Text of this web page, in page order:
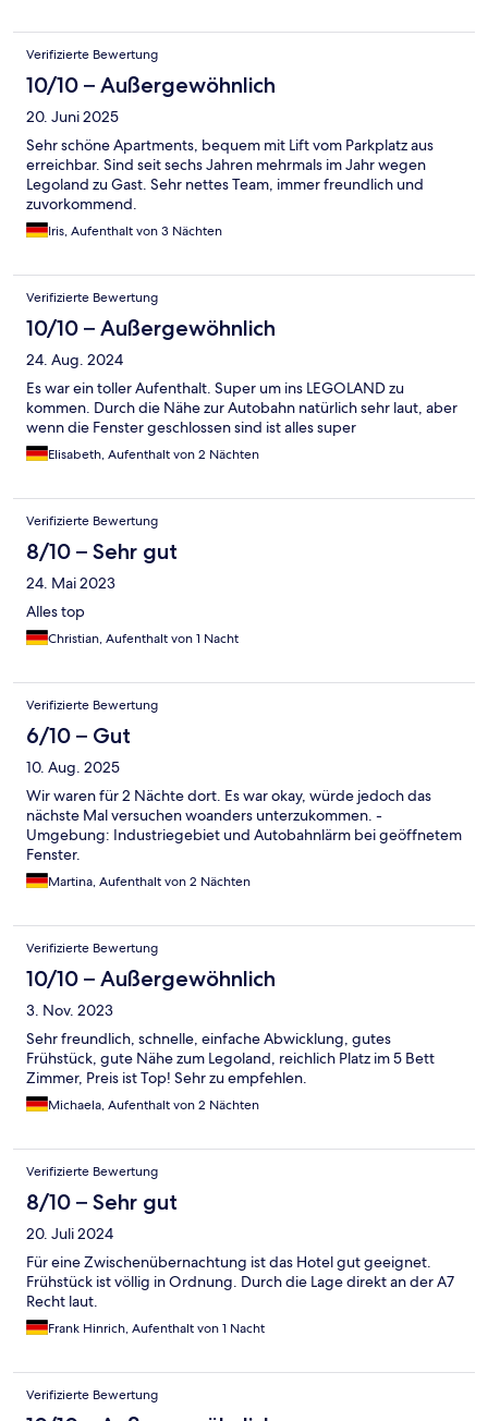
Verifizierte Bewertung
10/10 – Außergewöhnlich
20. Juni 2025
Sehr schöne Apartments, bequem mit Lift vom Parkplatz aus
erreichbar. Sind seit sechs Jahren mehrmals im Jahr wegen
Legoland zu Gast. Sehr nettes Team, immer freundlich und
zuvorkommend.
Iris, Aufenthalt von 3 Nächten
Verifizierte Bewertung
10/10 – Außergewöhnlich
24. Aug. 2024
Es war ein toller Aufenthalt. Super um ins LEGOLAND zu
kommen. Durch die Nähe zur Autobahn natürlich sehr laut, aber
wenn die Fenster geschlossen sind ist alles super
Elisabeth, Aufenthalt von 2 Nächten
Verifizierte Bewertung
8/10 – Sehr gut
24. Mai 2023
Alles top
Christian, Aufenthalt von 1 Nacht
Verifizierte Bewertung
6/10 – Gut
10. Aug. 2025
Wir waren für 2 Nächte dort. Es war okay, würde jedoch das
nächste Mal versuchen woanders unterzukommen. -
Umgebung: Industriegebiet und Autobahnlärm bei geöffnetem
Fenster.
Martina, Aufenthalt von 2 Nächten
Verifizierte Bewertung
10/10 – Außergewöhnlich
3. Nov. 2023
Sehr freundlich, schnelle, einfache Abwicklung, gutes
Frühstück, gute Nähe zum Legoland, reichlich Platz im 5 Bett
Zimmer, Preis ist Top! Sehr zu empfehlen.
Michaela, Aufenthalt von 2 Nächten
Verifizierte Bewertung
8/10 – Sehr gut
20. Juli 2024
Für eine Zwischenübernachtung ist das Hotel gut geeignet.
Frühstück ist völlig in Ordnung. Durch die Lage direkt an der A7
Recht laut.
Frank Hinrich, Aufenthalt von 1 Nacht
Verifizierte Bewertung